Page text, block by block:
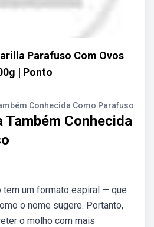
Parafuso Com Ovos
| Ponto
Conhecida Como Parafuso
Conhecida
tem um formato espiral — que
o nome sugere. Portanto,
o molho com mais